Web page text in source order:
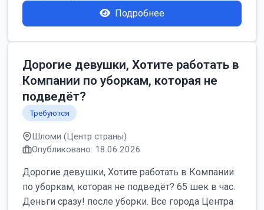
Подробнее
Дорогие девушки, Хотите работать в
Компании по уборкам, которая не
подведёт?
Требуются
Шломи (Центр страны)
Опубликовано: 18.06.2026
Дорогие девушки, Хотите работать в Компании
по уборкам, которая не подведёт? 65 шек в час.
Деньги сразу! после уборки. Все города Центра